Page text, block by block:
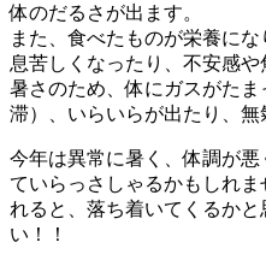
体のだるさが出ます。
また、食べたものが栄養にな
息苦しくなったり、不安感や
暑さのため、体にガスがた
滞）、いらいらが出たり、無
今年は異常に暑く、体調が
ていらっさしゃるかもしれ
れると、落ち着いてくるか
い！！